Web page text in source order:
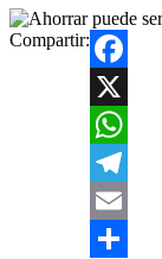
Compartir:
Facebook
X
WhatsApp
Telegram
Email